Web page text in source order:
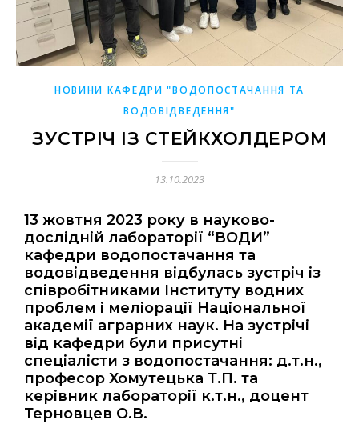
НОВИНИ КАФЕДРИ "ВОДОПОСТАЧАННЯ ТА
ВОДОВІДВЕДЕННЯ"
ЗУСТРІЧ ІЗ СТЕЙКХОЛДЕРОМ
13.10.2023
13 жовтня 2023 року в науково-
дослідній лабораторії “ВОДИ”
кафедри водопостачання та
водовідведення відбулась зустріч із
співробітниками Інституту водних
проблем і меліорації Національної
академії аграрних наук. На зустрічі
від кафедри були присутні
спеціалісти з водопостачання: д.т.н.,
професор Хомутецька Т.П. та
керівник лабораторії к.т.н., доцент
Терновцев О.В.